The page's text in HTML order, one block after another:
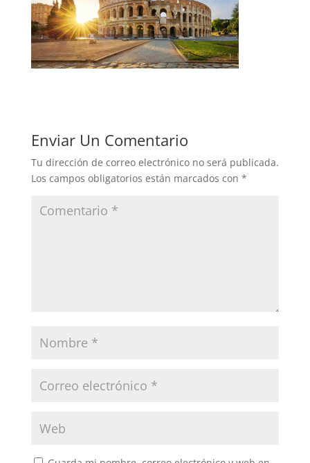
Enviar Un Comentario
Tu dirección de correo electrónico no será publicada.
Los campos obligatorios están marcados con *